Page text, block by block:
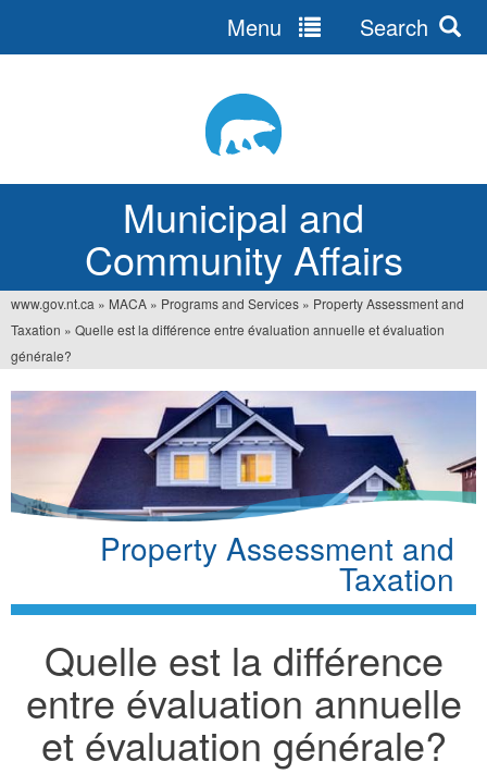
Municipal and
Community Affairs
Menu Search
You
are
here
www.gov.nt.ca » MACA » Programs and Services » Property Assessment and
Taxation » Quelle est la différence entre évaluation annuelle et évaluation
générale?
Property Assessment and
Taxation
Quelle est la différence
entre évaluation annuelle
et évaluation générale?